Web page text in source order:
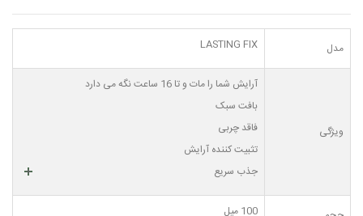
مدل LASTING FIX
ویژگی
آرایش شما را مات و تا 16 ساعت نگه می دارد
بافت سبک
فاقد چربی
تثبیت کننده آرایش
جذب سریع
100 میل